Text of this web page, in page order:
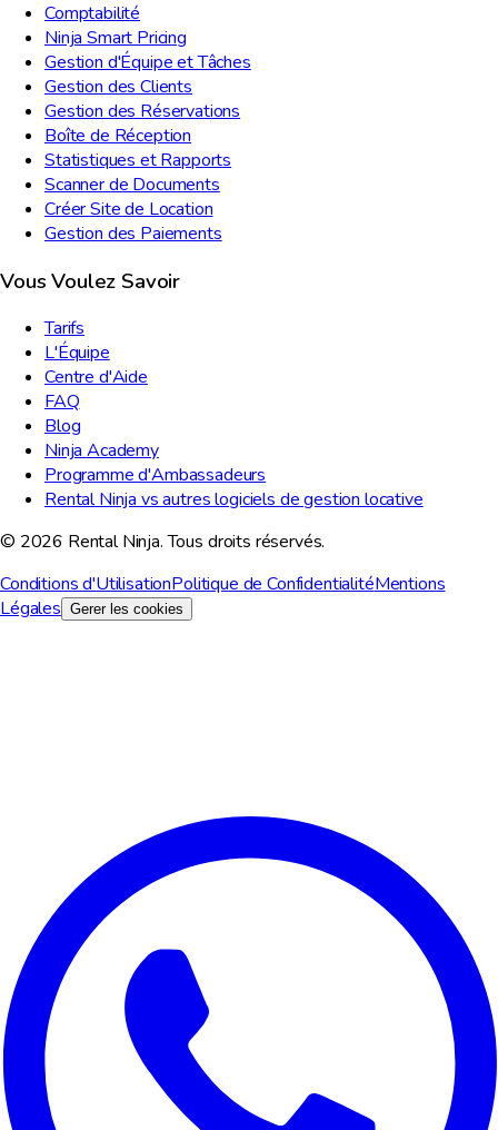
Comptabilité
Ninja Smart Pricing
Gestion d'Équipe et Tâches
Gestion des Clients
Gestion des Réservations
Boîte de Réception
Statistiques et Rapports
Scanner de Documents
Créer Site de Location
Gestion des Paiements
Vous Voulez Savoir
Tarifs
L'Équipe
Centre d'Aide
FAQ
Blog
Ninja Academy
Programme d'Ambassadeurs
Rental Ninja vs autres logiciels de gestion locative
© 2026 Rental Ninja. Tous droits réservés.
Conditions d'UtilisationPolitique de ConfidentialitéMentions
Légales Gerer les cookies
Nous utilisons des cookies pour ameliorer votre experience,
analyser le trafic du site et a des fins marketing. Vous pouvez
choisir les cookies a accepter.
Tout refuser Personnaliser